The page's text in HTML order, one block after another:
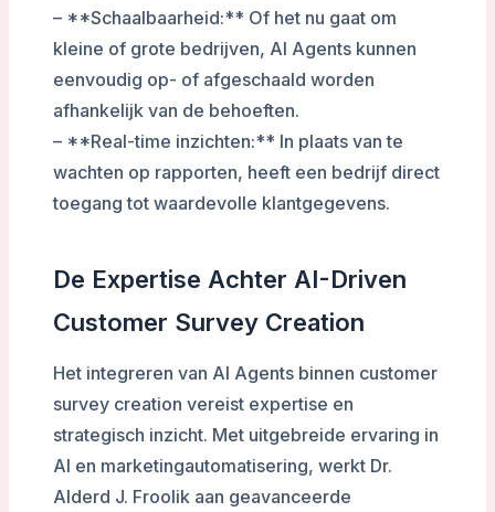
– **Schaalbaarheid:** Of het nu gaat om
kleine of grote bedrijven, AI Agents kunnen
eenvoudig op- of afgeschaald worden
afhankelijk van de behoeften.
– **Real-time inzichten:** In plaats van te
wachten op rapporten, heeft een bedrijf direct
toegang tot waardevolle klantgegevens.
De Expertise Achter AI-Driven
Customer Survey Creation
Het integreren van AI Agents binnen customer
survey creation vereist expertise en
strategisch inzicht. Met uitgebreide ervaring in
AI en marketingautomatisering, werkt Dr.
Alderd J. Froolik aan geavanceerde